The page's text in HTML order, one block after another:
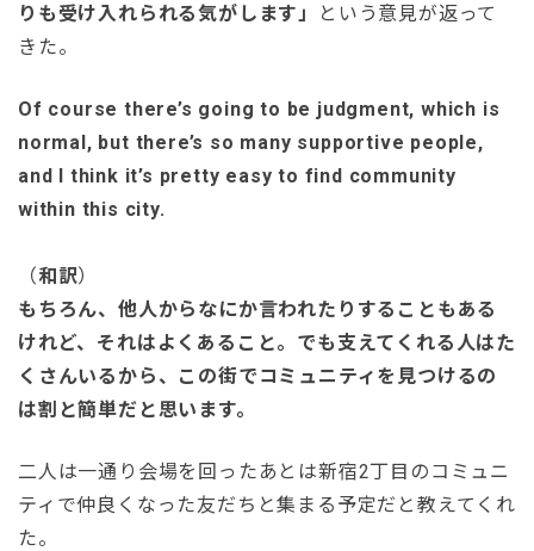
りも受け入れられる気がします」
という意見が返って
きた。
Of course there’s going to be judgment, which is
normal, but there’s so many supportive people,
and I think it’s pretty easy to find community
within this city.
（和訳）
もちろん、他人からなにか言われたりすることもある
けれど、それはよくあること。でも支えてくれる人はた
くさんいるから、この街でコミュニティを見つけるの
は割と簡単だと思います。
二人は一通り会場を回ったあとは新宿2丁目のコミュニ
ティで仲良くなった友だちと集まる予定だと教えてくれ
た。